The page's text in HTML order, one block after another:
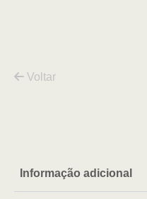
Voltar
Informação adicional